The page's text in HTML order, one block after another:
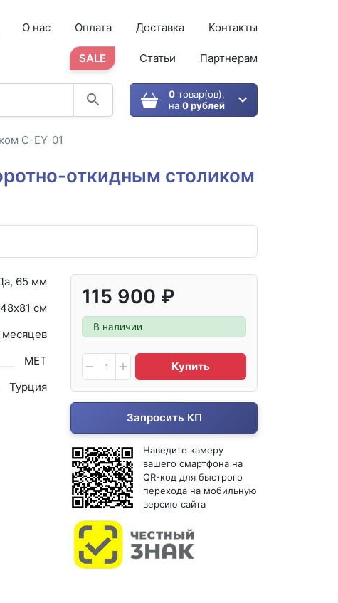
О нас Оплата Доставка Контакты
SALE Статьи Партнерам
0товар(ов),
на 0 рублей
C-EY-01
откидным столиком
115 900 ₽
В наличии
Купить
Запросить КП
Наведите камеру
вашего смартфона на
QR-код для быстрого
перехода на мобильную
версию сайта
65 мм
см
месяцев
MET
Турция